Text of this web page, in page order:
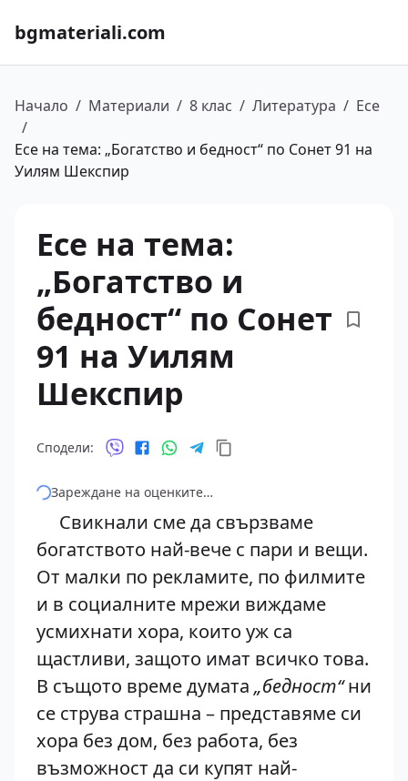
bgmateriali.com
Начало / Материали / 8 клас / Литература / Есе
/
Есе на тема: „Богатство и бедност“ по Сонет 91 на
Уилям Шекспир
Есе на тема:
„Богатство и
бедност“ по Сонет
91 на Уилям
Шекспир
Сподели:
Зареждане на оценките…
Свикнали сме да свързваме
богатството най-вече с пари и вещи.
От малки по рекламите, по филмите
и в социалните мрежи виждаме
усмихнати хора, които уж са
щастливи, защото имат всичко това.
В същото време думата „бедност“ни
се струва страшна – представяме си
хора без дом, без работа, без
възможност да си купят най-